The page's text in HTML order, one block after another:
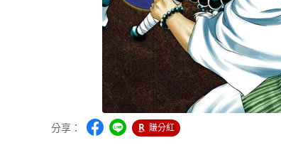
分享： 賺分紅